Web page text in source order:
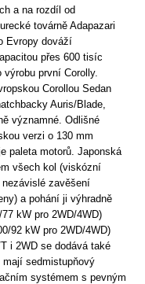
a na rozdíl od
továrně Adapazari
Evropy dováží
přes 600 tisíc
první Corolly.
Corollou Sedan
Auris/Blade,
významné. Odlišné
verzi o 130 mm
paleta motorů. Japonská
všech kol (viskózní
zavěšení
a pohání ji výhradně
kW pro 2WD/4WD)
92 kW pro 2WD/4WD)
i 2WD se dodává také
sedmistupňový
systémem s pevným